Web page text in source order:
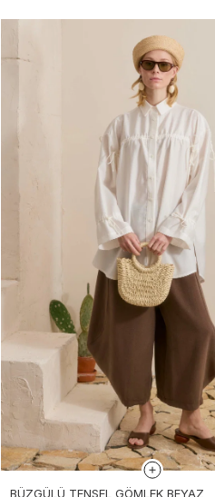
BÜZGÜLÜ TENSEL GÖMLEK BEYAZ